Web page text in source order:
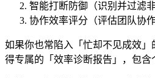
智能打断防御（识别并过滤
协作效率评分（评估团队协
如果你也常陷入「忙却不见成效
得专属的「效率诊断报告」，包含